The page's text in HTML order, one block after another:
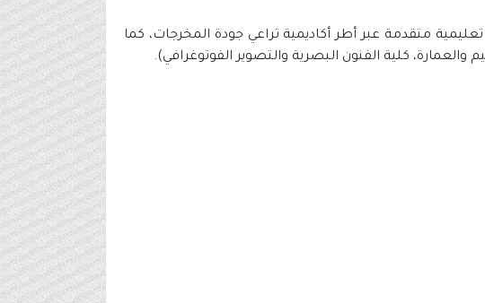
متقدمة عبر أطر أكاديمية تراعي جودة المخرجات، كما